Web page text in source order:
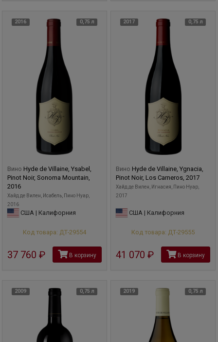
2016 0,75 л
Вино Hyde de Villaine, Ysabel,
Pinot Noir, Sonoma Mountain,
2016
Хайд де Вилен, Исабель, Пино Нуар,
2016
США | Калифорния
Код товара: ДТ-29554
37 760 рубВ корзину
2017 0,75 л
Вино Hyde de Villaine, Ygnacia,
Pinot Noir, Los Carneros, 2017
Хайд де Вилен, Игнасия, Пино Нуар,
2017
США | Калифорния
Код товара: ДТ-29555
41 070 рубВ корзину
2009 0,75 л 2019 0,75 л